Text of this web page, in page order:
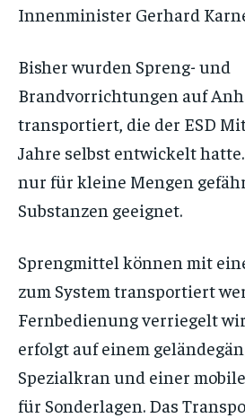
Innenminister Gerhard
Bisher wurden Spreng- und
Brandvorrichtungen auf
transportiert, die der ESD
Jahre selbst entwickelt
nur für kleine Mengen
Substanzen geeignet.
Sprengmittel können mit
zum System transportiert
Fernbedienung verriegelt
erfolgt auf einem
Spezialkran und einer
für Sonderlagen. Das